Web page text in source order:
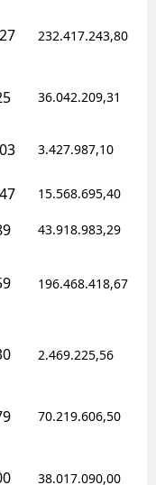
232.417.243,80
36.042.209,31
3.427.987,10
15.568.695,40
43.918.983,29
196.468.418,67
2.469.225,56
70.219.606,50
38.017.090,00